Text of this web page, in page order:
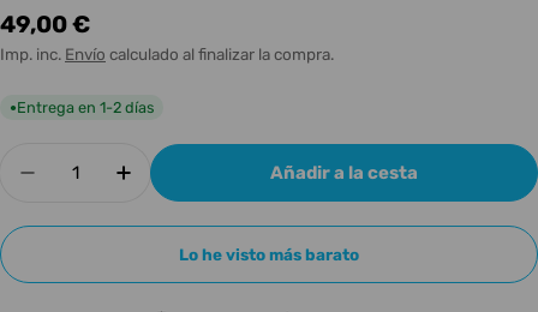
Precio
habitual
49,00 €
Imp. inc. Envío calculado al finalizar la compra.
●Entrega en 1-2 días
Disminuir cantidad para Teenage Engineering
Aumentar cantidad para Teenage
Añadir a la cesta
Lo he visto más barato